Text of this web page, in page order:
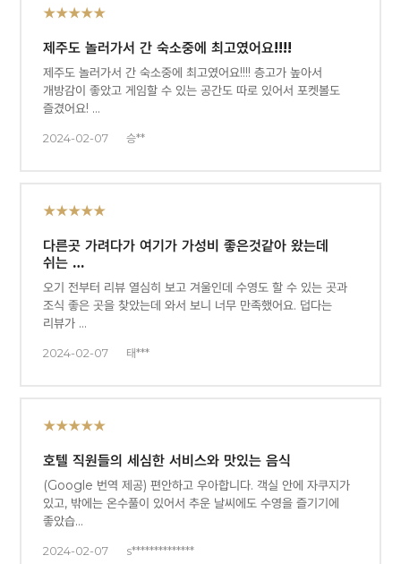
★★★★★
제주도 놀러가서 간 숙소중에 최고였어요!!!!
제주도 놀러가서 간 숙소중에 최고였어요!!!! 층고가 높아서
개방감이 좋았고 게임할 수 있는 공간도 따로 있어서 포켓볼도
즐겼어요! …
2024-02-07 승**
★★★★★
다른곳 가려다가 여기가 가성비 좋은것같아 왔는데
쉬는 …
오기 전부터 리뷰 열심히 보고 겨울인데 수영도 할 수 있는 곳과
조식 좋은 곳을 찾았는데 와서 보니 너무 만족했어요. 덥다는
리뷰가 …
2024-02-07 태***
★★★★★
호텔 직원들의 세심한 서비스와 맛있는 음식
(Google 번역 제공) 편안하고 우아합니다. 객실 안에 자쿠지가
있고, 밖에는 온수풀이 있어서 추운 날씨에도 수영을 즐기기에
좋았습…
2024-02-07 s**************